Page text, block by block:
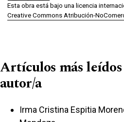
Esta obra está bajo una licencia
Creative Commons Atribución-
Artículos más
autor/a
Irma Cristina Espitia